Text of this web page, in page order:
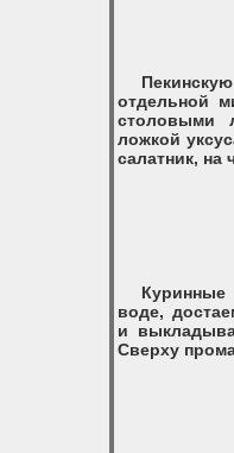
отдельной
столовыми
ложкой
салатник, на
Куринные
воде,
и
Сверху